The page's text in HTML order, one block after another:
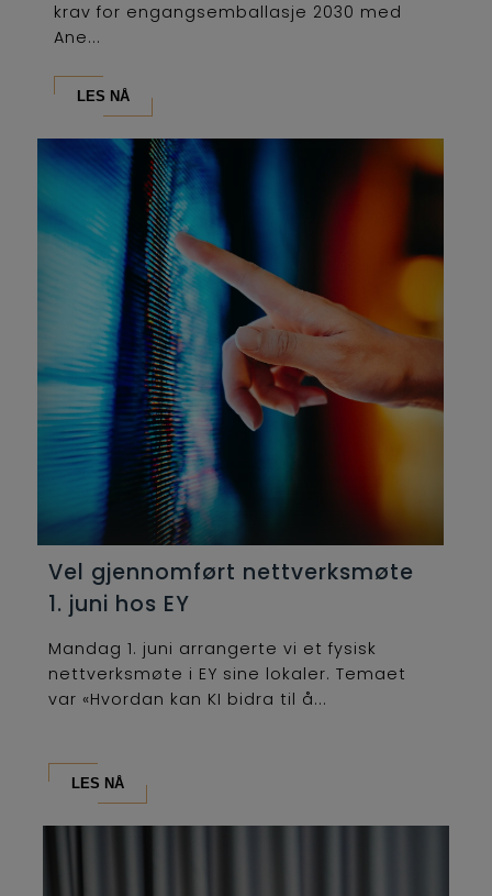
krav for engangsemballasje 2030 med
Ane...
LES NÅ
Vel gjennomført nettverksmøte
1. juni hos EY
Mandag 1. juni arrangerte vi et fysisk
nettverksmøte i EY sine lokaler. Temaet
var «Hvordan kan KI bidra til å...
LES NÅ